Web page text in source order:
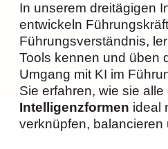
In unserem dreitägigen
entwickeln
Führungsverständnis,
Tools kennen und üben
Umgang mit KI im
Sie erfahren, wie sie alle
Intelligenzformen ideal
verknüpfen, balancieren